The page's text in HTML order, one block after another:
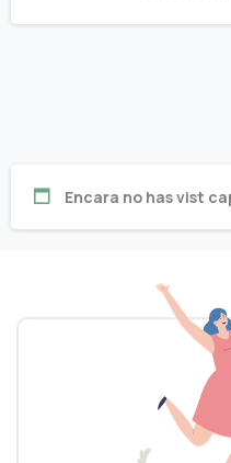
Encara no has vist